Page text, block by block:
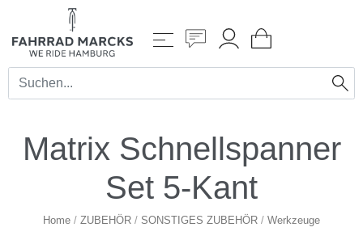
Matrix Schnellspanner
Set 5-Kant
Home / ZUBEHÖR / SONSTIGES ZUBEHÖR / Werkzeuge